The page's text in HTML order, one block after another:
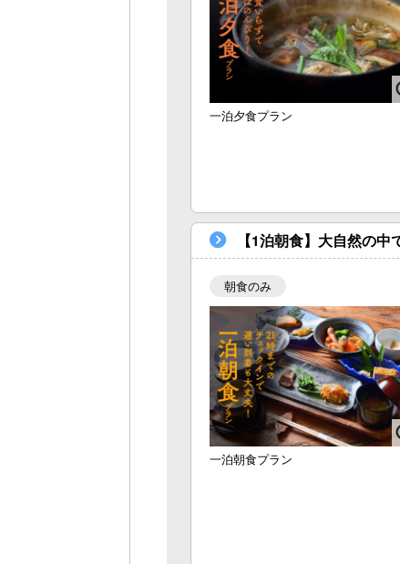
一泊夕食プラン
【1泊朝食】大自然の
朝食のみ
一泊朝食プラン